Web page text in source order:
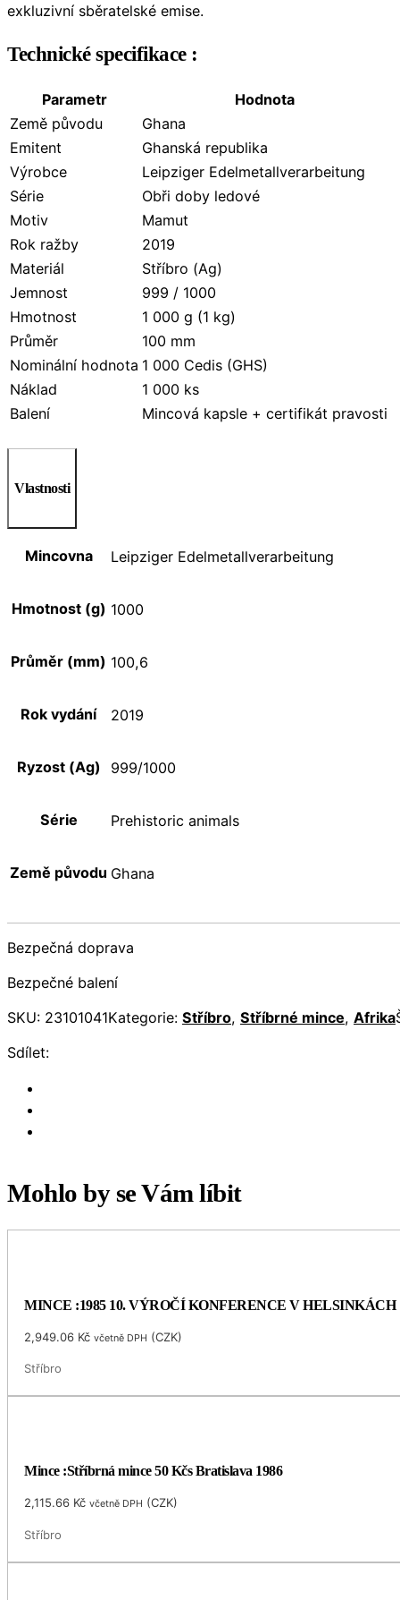
exkluzivní sběratelské emise.
Technické specifikace :
Parametr
Hodnota
Země původu
Ghana
Emitent
Ghanská republika
Výrobce
Leipziger Edelmetallverarbeitung
Série
Obři doby ledové
Motiv
Mamut
Rok ražby
2019
Materiál
Stříbro (Ag)
Jemnost
999 / 1000
Hmotnost
1 000 g (1 kg)
Průměr
100 mm
Nominální hodnota 1 000 Cedis (GHS)
Náklad
1 000 ks
Balení
Mincová kapsle + certifikát pravosti
Vlastnosti
Mincovna Leipziger Edelmetallverarbeitung
Hmotnost (g) 1000
Průměr (mm) 100,6
Rok vydání 2019
Ryzost (Ag) 999/1000
Série Prehistoric animals
Země původu Ghana
Bezpečná doprava
Bezpečné balení
SKU: 23101041Kategorie: Stříbro, Stříbrné mince, Afrika
Sdílet:
Mohlo by se Vám líbit
MINCE :1985 10. VÝROČÍ KONFERENCE V HELSINKÁCH
2,949.06 Kč včetně DPH (CZK)
Stříbro
Mince :Stříbrná mince 50 Kčs Bratislava 1986
2,115.66 Kč včetně DPH (CZK)
Stříbro